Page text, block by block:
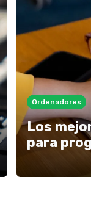
Ordenadores
Los
para